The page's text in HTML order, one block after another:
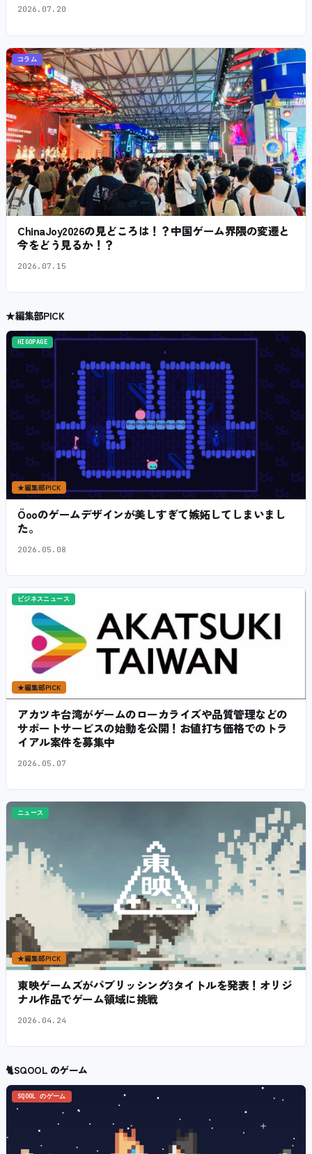
2026.07.20
コラム
ChinaJoy2026の見どころは！？中国ゲーム界隈の変遷と
今をどう見るか！？
2026.07.15
★編集部PICK
HIGOPAGE
★編集部PICK
Öooのゲームデザインが美しすぎて嫉妬してしまいまし
た。
2026.05.08
ビジネスニュース
★編集部PICK
アカツキ台湾がゲームのローカライズや品質管理などの
サポートサービスの始動を公開！お値打ち価格でのトラ
イアル案件を募集中
2026.05.07
ニュース
★編集部PICK
東映ゲームズがパブリッシング3タイトルを発表！オリジ
ナル作品でゲーム領域に挑戦
2026.04.24
🐈SQOOL のゲーム
SQOOL のゲーム